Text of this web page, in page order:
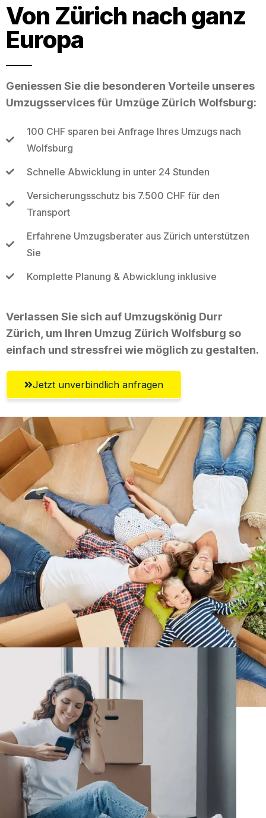
Von Zürich nach ganz
Europa
Geniessen Sie die besonderen Vorteile unseres
Umzugsservices für Umzüge Zürich Wolfsburg:
100 CHF sparen bei Anfrage Ihres Umzugs nach
Wolfsburg
Schnelle Abwicklung in unter 24 Stunden
Versicherungsschutz bis 7.500 CHF für den
Transport
Erfahrene Umzugsberater aus Zürich unterstützen
Sie
Komplette Planung & Abwicklung inklusive
Verlassen Sie sich auf Umzugskönig Durr
Zürich, um Ihren Umzug Zürich Wolfsburg so
einfach und stressfrei wie möglich zu gestalten.
Jetzt unverbindlich anfragen